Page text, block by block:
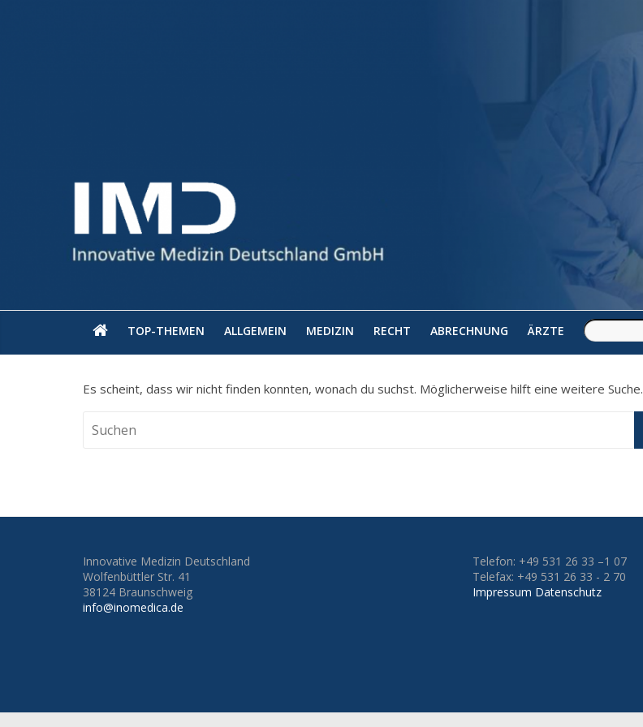
TOP-THEMEN ALLGEMEIN MEDIZIN RECHT ABRECHNUNG ÄRZTE
Es scheint, dass wir nicht finden konnten, wonach du suchst. Möglicherweise hilft eine weitere Suche.
Innovative Medizin Deutschland
Wolfenbüttler Str. 41
38124 Braunschweig
info@inomedica.de
Telefon: +49 531 26 33 –1 07
Telefax: +49 531 26 33 - 2 70
Impressum Datenschutz